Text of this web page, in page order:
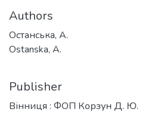
Authors
Останська, А.
Ostanska, A.
Publisher
Вінниця : ФОП Корзун Д. Ю.